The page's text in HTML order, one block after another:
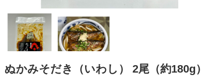
ぬかみそだき（いわし） 2尾（約180g）